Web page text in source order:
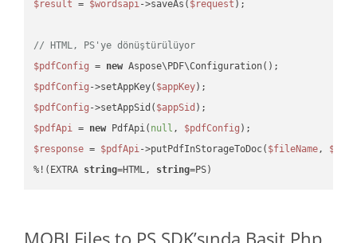
$result = $wordsapi->saveAs( $request );
// HTML, PS'ye dönüştürülüyor
$pdfConfig = new
$pdfConfig ->setAppKey( $appKey
$pdfConfig ->setAppSid( $appSid
$pdfApi = new PdfApi( null , $pdfConfig
$response = $pdfApi->putPdfInStorageToDoc( $fileName,
%!(EXTRA string=HTML, string=PS)